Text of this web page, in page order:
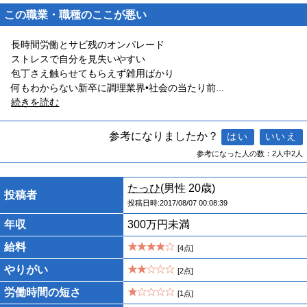
この職業・職種のここが悪い
長時間労働とサビ残のオンパレード
ストレスで自分を見失いやすい
包丁さえ触らせてもらえず雑用ばかり
何もわからない新卒に調理業界•社会の当たり前
続きを読む
参考になりましたか？
参考になった人の数：2人中2人
投稿者
たっひ(男性 20歳)
投稿日時:2017/08/07 00:08:39
年収
300万円未満
給料
[4点]
やりがい [2点]
労働時間の短さ [1点]